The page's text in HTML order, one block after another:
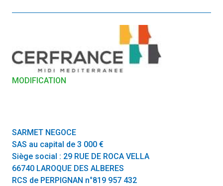
MODIFICATION
SARMET NEGOCE
SAS au capital de 3 000 €
Siège social : 29 RUE DE ROCA VELLA
66740 LAROQUE DES ALBERES
RCS de PERPIGNAN n°819 957 432